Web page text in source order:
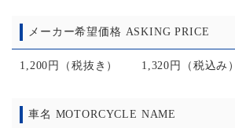
メーカー希望価格 ASKING PRICE
1,200円（税抜き） 1,320円（税込み）
車名 MOTORCYCLE NAME